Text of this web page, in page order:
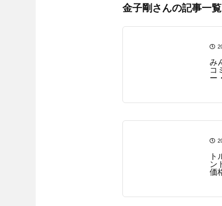
金子剛さんの記事一覧
み
コ
ー
ト
ン
価